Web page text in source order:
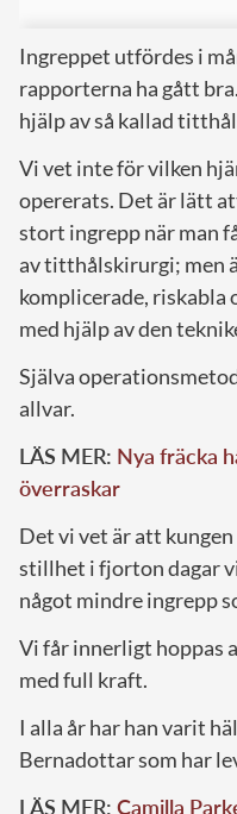
Ingreppet utfördes i
rapporterna ha gått
hjälp av så kallad
Vi vet inte för vilken
opererats. Det är lätt
stort ingrepp när man
av titthålskirurgi; men
komplicerade, riskabla
med hjälp av den
Själva
allvar.
LÄS MER: Nya fräcka
överraskar
Det vi vet är att
stillhet i fjorton dagar
något mindre ingrepp
Vi får innerligt hoppas
med full kraft.
I alla år har han varit
Bernadottar som har
LÄS MER: Camilla